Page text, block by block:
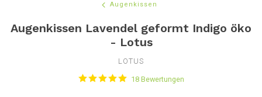
Augenkissen
Augenkissen Lavendel geformt Indigo öko
- Lotus
LOTUS
18 Bewertungen